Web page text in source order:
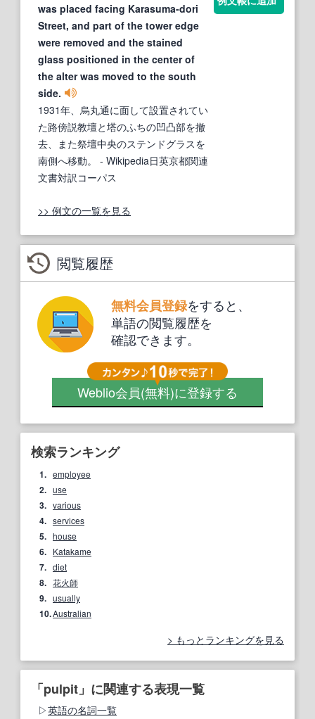
was placed facing Karasuma-dori
Street, and part of the tower edge
were removed and the stained
glass positioned in the center of
the alter was moved to the south
side.
1931年、烏丸通に面して設置されてい
た路傍説教壇と塔のふちの凹凸部を撤
去、また祭壇中央のステンドグラスを
南側へ移動。
- Wikipedia日英京都関連
文書対訳コーパス
>> 例文の一覧を見る
閲覧履歴
無料会員登録をすると、
単語の閲覧履歴を
確認できます。
Weblio会員(無料)に登録する
検索ランキング
1. employee
2. use
3. various
4. services
5. house
6. Katakame
7. diet
8. 花火師
9. usually
10.Australian
もっとランキングを見る
「pulpit」に関連する表現一覧
英語の名詞一覧